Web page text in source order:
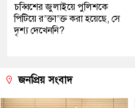
চব্বিশের জুলাইয়ে পুলিশকে
পিটিয়ে র’ক্তা’ক্ত করা হয়েছে, সে
দৃশ্য দেখেননি?
জনপ্রিয় সংবাদ